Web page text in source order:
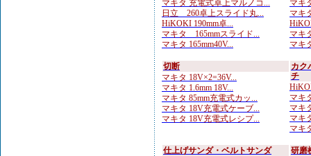
マキタ 充電式卓上マルノコ...
日立 260卓上スライド丸...
HiKOKI 190mm卓...
マキタ 165mmスライド...
マキタ 165mm40V...
マキ
マキ
マキ
マキ
切断
マキタ 18V×2=36V...
マキタ 1.6mm 18V...
マキタ 85mm充電式カッ...
マキタ 18V充電式ケーブ...
マキタ 18V充電式レシプ...
カク
チ
マキ
マキ
マキ
マキ
仕上げサンダ・ベルトサンダ
研磨